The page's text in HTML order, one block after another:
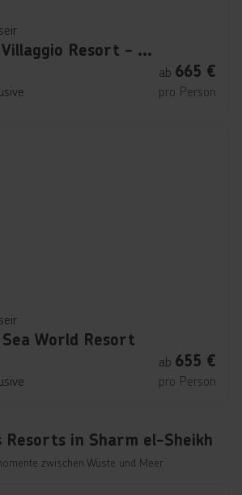
Pickalbatros Villaggio Resort - Portofino Marsa Alam
ab 665 €
pro Person
World Resort
ab 655 €
pro Person
Resorts in Sharm el-Sheikh
zwischen Wüste und Meer